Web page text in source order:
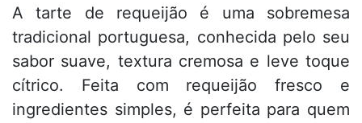
A tarte de requeijão é uma sobremesa
tradicional portuguesa, conhecida pelo seu
sabor suave, textura cremosa e leve toque
cítrico. Feita com requeijão fresco e
ingredientes simples, é perfeita para quem